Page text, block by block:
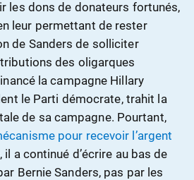
les dons de donateurs fortunés,
leur permettant de rester
de Sanders de solliciter
des oligarques
la campagne Hillary
le Parti démocrate, trahit la
de sa campagne. Pourtant,
pour recevoir l’argent
a continué d’écrire au bas de
Bernie Sanders, pas par les